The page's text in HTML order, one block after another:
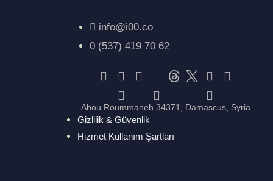
info@i00.co
0 (537) 419 70 62
Abou Roummaneh 34371, Damascus, Syria
Gizlilik & Güvenlik
Hizmet Kullanım Şartları